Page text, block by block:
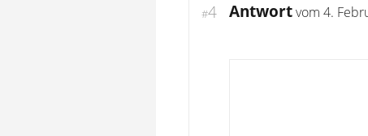
#4 Antwortvom 4.